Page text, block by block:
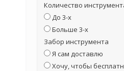
Количество
До 3-х
Больше 3-х
Забор инструмента
Я сам доставлю
Хочу, чтобы